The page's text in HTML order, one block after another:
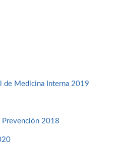
de Medicina Interna 2019
Prevención 2018